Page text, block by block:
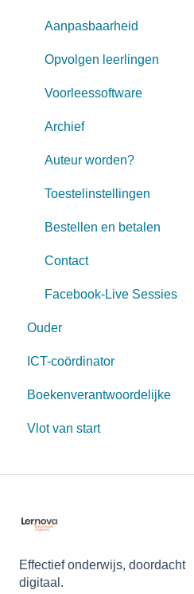
Aanpasbaarheid
Opvolgen leerlingen
Voorleessoftware
Archief
Auteur worden?
Toestelinstellingen
Bestellen en betalen
Contact
Facebook-Live Sessies
Ouder
ICT-coördinator
Boekenverantwoordelijke
Vlot van start
Effectief onderwijs, doordacht
digitaal.